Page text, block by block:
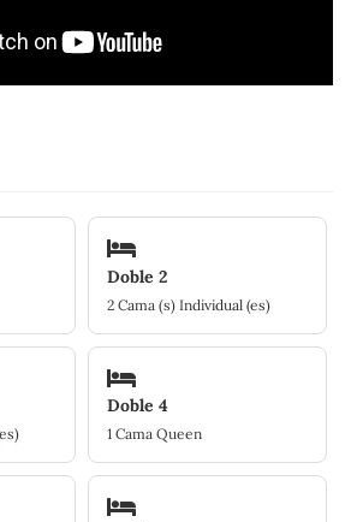
Doble 2
2 Cama (s) Individual (es)
Doble 4
1 Cama Queen